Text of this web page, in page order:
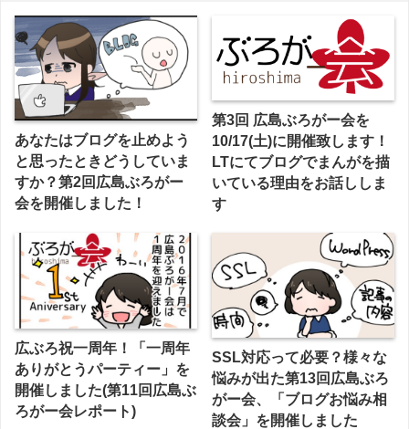
あなたはブログを止めよう
と思ったときどうしていま
すか？第2回広島ぶろがー
会を開催しました！
第3回 広島ぶろがー会を
10/17(土)に開催致します！
LTにてブログでまんがを描
いている理由をお話ししま
す
広ぶろ祝一周年！「一周年
ありがとうパーティー」を
開催しました(第11回広島ぶ
ろがー会レポート)
SSL対応って必要？様々な
悩みが出た第13回広島ぶろ
がー会、「ブログお悩み相
談会」を開催しました